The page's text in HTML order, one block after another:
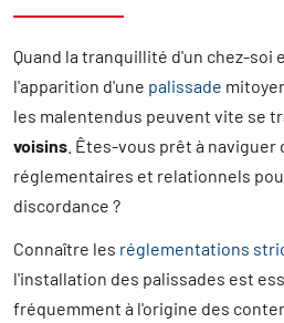
Quand la tranquillité d'un chez-soi
l'apparition d'une palissade
les malentendus peuvent vite se
voisins . Êtes-vous prêt à
réglementaires et relationnels
discordance ?
Connaître les réglementations
l'installation des palissades est
fréquemment à l'origine des